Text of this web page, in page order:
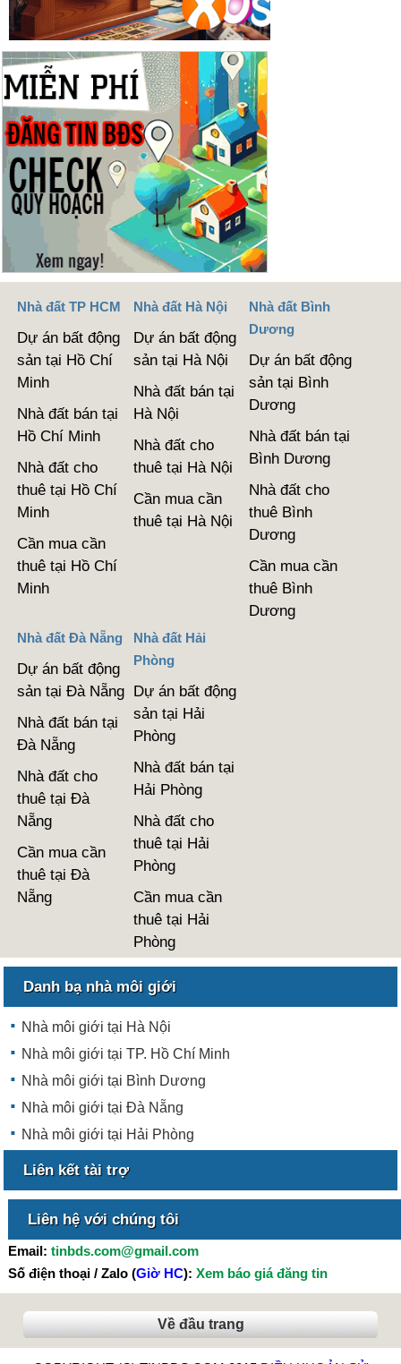
Nhà đất TP HCM
Dự án bất động
sản tại Hồ Chí
Minh
Nhà đất bán tại
Hồ Chí Minh
Nhà đất cho
thuê tại Hồ Chí
Minh
Cần mua cần
thuê tại Hồ Chí
Minh
Nhà đất Hà Nội
Dự án bất động
sản tại Hà Nội
Nhà đất bán tại
Hà Nội
Nhà đất cho
thuê tại Hà Nội
Cần mua cần
thuê tại Hà Nội
Nhà đất Bình
Dương
Dự án bất động
sản tại Bình
Dương
Nhà đất bán tại
Bình Dương
Nhà đất cho
thuê Bình
Dương
Cần mua cần
thuê Bình
Dương
Nhà đất Đà Nẵng
Dự án bất động
sản tại Đà Nẵng
Nhà đất bán tại
Đà Nẵng
Nhà đất cho
thuê tại Đà
Nẵng
Cần mua cần
thuê tại Đà
Nẵng
Nhà đất Hải
Phòng
Dự án bất động
sản tại Hải
Phòng
Nhà đất bán tại
Hải Phòng
Nhà đất cho
thuê tại Hải
Phòng
Cần mua cần
thuê tại Hải
Phòng
Danh bạ nhà môi giới
Nhà môi giới tại Hà Nội
Nhà môi giới tại TP. Hồ Chí Minh
Nhà môi giới tại Bình Dương
Nhà môi giới tại Đà Nẵng
Nhà môi giới tại Hải Phòng
Liên kết tài trợ
Liên hệ với chúng tôi
Email: tinbds.com@gmail.com
Số điện thoại / Zalo (Giờ HC): Xem báo giá đăng tin
Về đầu trang